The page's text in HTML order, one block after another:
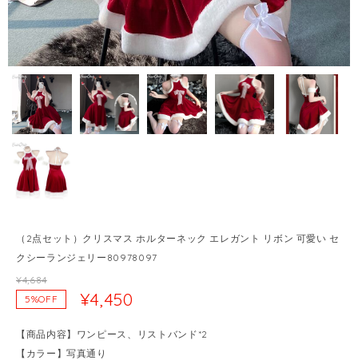
（2点セット）クリスマス ホルターネック エレガント リボン 可愛い セ
クシーランジェリー80978097
¥4,684
5%OFF
¥4,450
【商品内容】ワンピース、リストバンド*2
【カラー】写真通り